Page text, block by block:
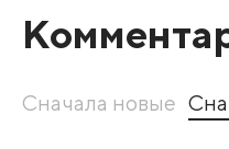
Сначала новые